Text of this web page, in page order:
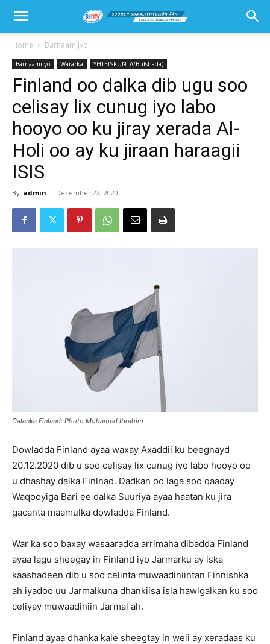
Home Barnaamijyo
Barnaamijyo Wararka YHTEISKUNTA/Bulshada)
Finland oo dalka dib ugu soo
celisay lix cunug iyo labo
hooyo oo ku jiray xerada Al-
Holi oo ay ku jiraan haraagii
ISIS
By admin - December 22, 2020
Calanka Finland: Photo Mohamed Ibrahim
Dowladda Finland ayaa waxay Axaddii ku beegnayd
20.12.2020 dib u soo celisay lix cunug iyo labo hooyo oo
u dhashay dalka Finlnad. Dadkan oo laga soo qaaday
Waqooyiga Bari ee dalka Suuriya ayaa haatan ku jira
gacanta maamulka dowladda Finland.
War ka soo baxay wasaaradda arrimaha dibadda Finland
ayaa lagu sheegay in Finland iyo Jarmarku ay iska
kaashadeen dib u soo celinta muwaadiniintan Finnishka
ah iyadoo uu Jarmalkuna dhankiisa isla hawlgalkan ku soo
celiyay muwaadiniin Jarmal ah.
Finland ayaa dhanka kale sheegtay in weli ay xeradaas ku